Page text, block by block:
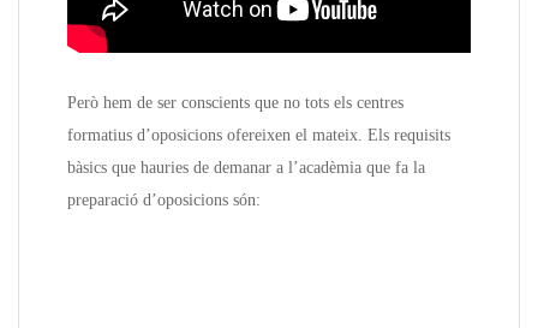
Però hem de ser conscients que no tots els centres
formatius d’oposicions ofereixen el mateix. Els requisits
bàsics que hauries de demanar a l’acadèmia que fa la
preparació d’oposicions són: